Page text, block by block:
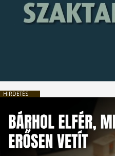
HIRDETÉS